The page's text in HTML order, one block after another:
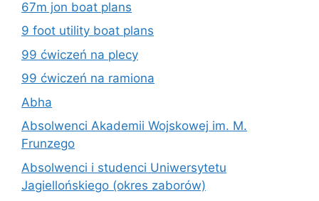
67m jon boat plans
9 foot utility boat plans
99 ćwiczeń na plecy
99 ćwiczeń na ramiona
Abha
Absolwenci Akademii Wojskowej im. M.
Frunzego
Absolwenci i studenci Uniwersytetu
Jagiellońskiego (okres zaborów)